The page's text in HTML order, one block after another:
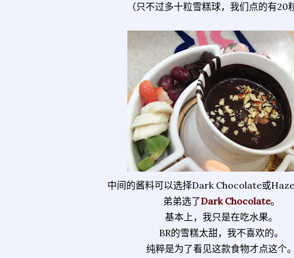
（只不过多十粒雪糕球，我们点的有20
中间的酱料可以选择Dark Chocolate或
弟弟选了Dark Chocolate。
基本上，我只是在吃水果。
BR的雪糕太甜，我不喜欢的。
纯粹是为了看见这款食物才点这个